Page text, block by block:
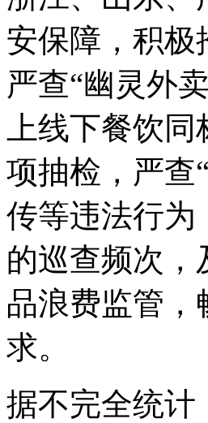
安保障，积极
严查“幽灵外
上线下餐饮
项抽检，严查
传等违法行为
的巡查频次，
品浪费监管，
求。
据不完全统计